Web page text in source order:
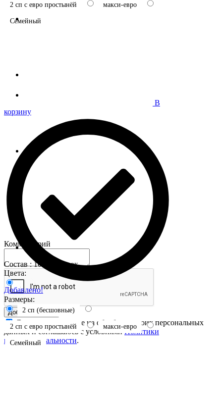
2 сп с евро простынёй макси-евро
Семейный
В
корзину
Добавлено!
Состав : 100% хлопок
Цвета:
Размеры:
2 сп (бесшовные)
2 сп с евро простынёй макси-евро
Семейный
Комментарий
Добавить отзыв
Я даю свое согласие на обработку своих персональных
данных и соглашаюсь с условиямиПолитики
конфиденциальности.